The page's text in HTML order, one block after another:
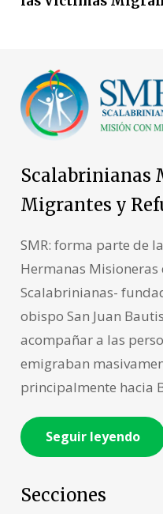
Scalabrinianas
Migrantes y
SMR: forma parte de
Hermanas Misioneras
Scalabrinianas-
obispo San Juan
acompañar a las
emigraban
principalmente hacia
Seguir leyendo
Secciones